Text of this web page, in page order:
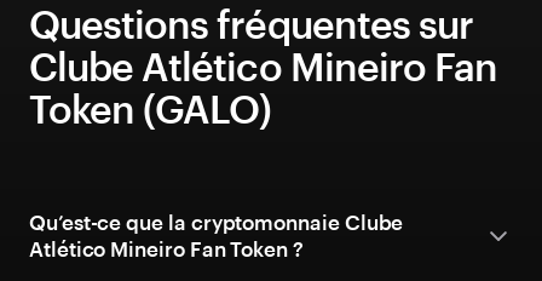
Questions fréquentes sur
Clube Atlético Mineiro Fan
Token (GALO)
Qu’est-ce que la cryptomonnaie Clube
Atlético Mineiro Fan Token ?